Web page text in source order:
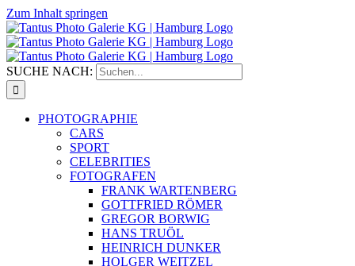
Zum Inhalt springen
SUCHE NACH:
PHOTOGRAPHIE
CARS
SPORT
CELEBRITIES
FOTOGRAFEN
FRANK WARTENBERG
GOTTFRIED RÖMER
GREGOR BORWIG
HANS TRUÖL
HEINRICH DUNKER
HOLGER WEITZEL